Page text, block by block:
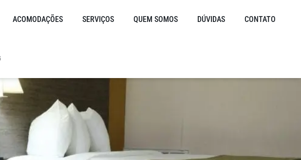
ACOMODAÇÕES SERVIÇOS QUEM SOMOS DÚVIDAS CONTATO